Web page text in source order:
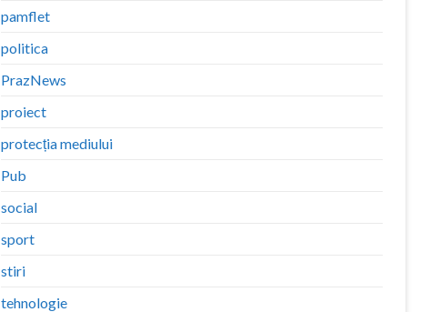
pamflet
politica
PrazNews
proiect
protecția mediului
Pub
social
sport
stiri
tehnologie